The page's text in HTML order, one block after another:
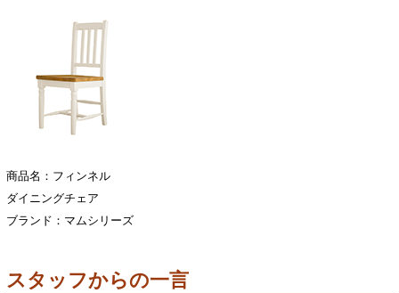
商品名：フィンネル
ダイニングチェア
ブランド：マムシリーズ
スタッフからの一言